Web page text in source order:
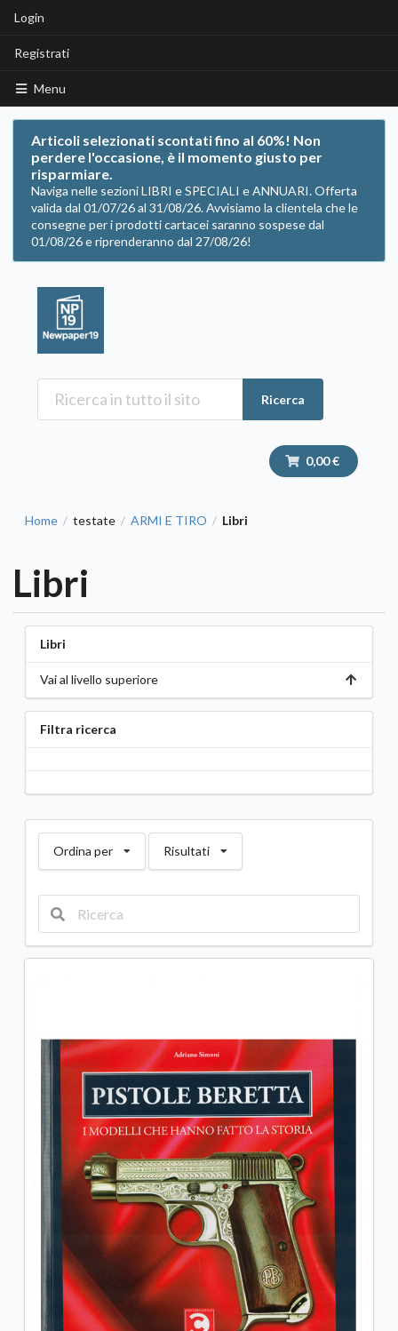
Login
Registrati
Menu
Articoli selezionati scontati fino al 60%! Non
perdere l'occasione, è il momento giusto per
risparmiare.
Naviga nelle sezioni LIBRI e SPECIALI e ANNUARI. Offerta
valida dal 01/07/26 al 31/08/26. Avvisiamo la clientela che le
consegne per i prodotti cartacei saranno sospese dal
01/08/26 e riprenderanno dal 27/08/26!
Ricerca
0,00 €
Home / testate / ARMI E TIRO / Libri
Libri
Libri
Vai al livello superiore
Filtra ricerca
Ordina per Risultati